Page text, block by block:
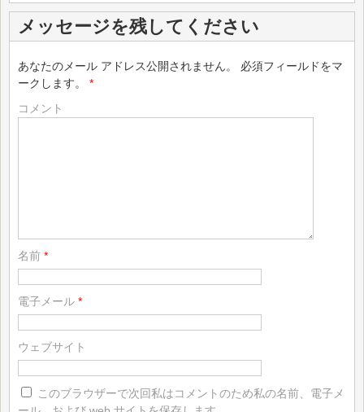
メッセージを残してください
あなたのメール アドレス公開されません。
必須フィールドをマ
ークします。 *
コメント
名前 *
電子メール *
ウェブサイト
このブラウザーで次回私はコメントのため私の名前、電子メ